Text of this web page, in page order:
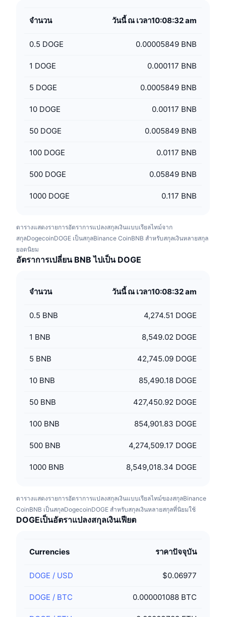
จำนวน วันนี้ ณ เวลา10:08:32 am
0.5 DOGE 0.00005849 BNB
1 DOGE 0.000117 BNB
5 DOGE 0.0005849 BNB
10 DOGE 0.00117 BNB
50 DOGE 0.005849 BNB
100 DOGE 0.0117 BNB
500 DOGE 0.05849 BNB
1000 DOGE 0.117 BNB
ตารางแสดงรายการอัตราการแปลงสกุลเงินแบบเรียลไทม์จาก
สกุลDogecoinDOGE เป็นสกุลBinance CoinBNB สำหรับสกุลเงินหลายสกุล
ยอดนิยม
อัตราการเปลี่ยน BNB ไปเป็น DOGE
จำนวน วันนี้ ณ เวลา10:08:32 am
0.5 BNB 4,274.51 DOGE
1 BNB 8,549.02 DOGE
5 BNB 42,745.09 DOGE
10 BNB 85,490.18 DOGE
50 BNB 427,450.92 DOGE
100 BNB 854,901.83 DOGE
500 BNB 4,274,509.17 DOGE
1000 BNB 8,549,018.34 DOGE
ตารางแสดงรายการอัตราการแปลงสกุลเงินแบบเรียลไทม์ของสกุลBinance
CoinBNB เป็นสกุลDogecoinDOGE สำหรับสกุลเงินหลายสกุลที่นิยมใช้
DOGEเป็นอัตราแปลงสกุลเงินเฟียต
Currencies ราคาปัจจุบัน
DOGE / USD $0.06977
DOGE / BTC 0.000001088 BTC